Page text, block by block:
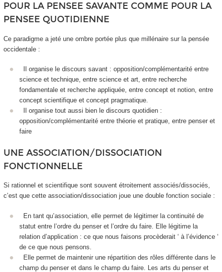
POUR LA PENSEE SAVANTE COMME POUR LA
PENSEE QUOTIDIENNE
Ce paradigme a jeté une ombre portée plus que millénaire sur la pensée
occidentale :
Il organise le discours savant : opposition/complémentarité entre
science et technique, entre science et art, entre recherche
fondamentale et recherche appliquée, entre concept et notion, entre
concept scientifique et concept pragmatique.
Il organise tout aussi bien le discours quotidien :
opposition/complémentarité entre théorie et pratique, entre penser et
faire
UNE ASSOCIATION/DISSOCIATION
FONCTIONNELLE
Si rationnel et scientifique sont souvent étroitement associés/dissociés,
c’est que cette association/dissociation joue une double fonction sociale :
En tant qu’association , elle permet de légitimer la continuité de
statut entre l’ordre du penser et l’ordre du faire. Elle légitime la
relation d’application : ce que nous faisons procèderait ‘ à l’évidence ‘
de ce que nous pensons.
Elle permet de maintenir une répartition des rôles différente dans le
champ du penser et dans le champ du faire . Les arts du penser et